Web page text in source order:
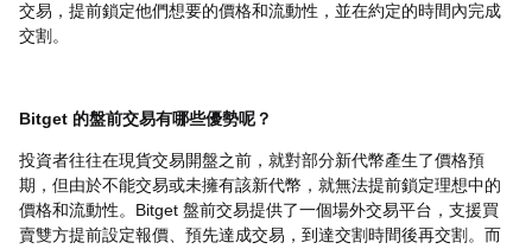
交易，提前鎖定他們想要的價格和流動性，並在約定的時間內完成
交割。
Bitget 的盤前交易有哪些優勢呢？
投資者往往在現貨交易開盤之前，就對部分新代幣產生了價格預
期，但由於不能交易或未擁有該新代幣，就無法提前鎖定理想中的
價格和流動性。Bitget 盤前交易提供了一個場外交易平台，支援買
賣雙方提前設定報價、預先達成交易，到達交割時間後再交割。而